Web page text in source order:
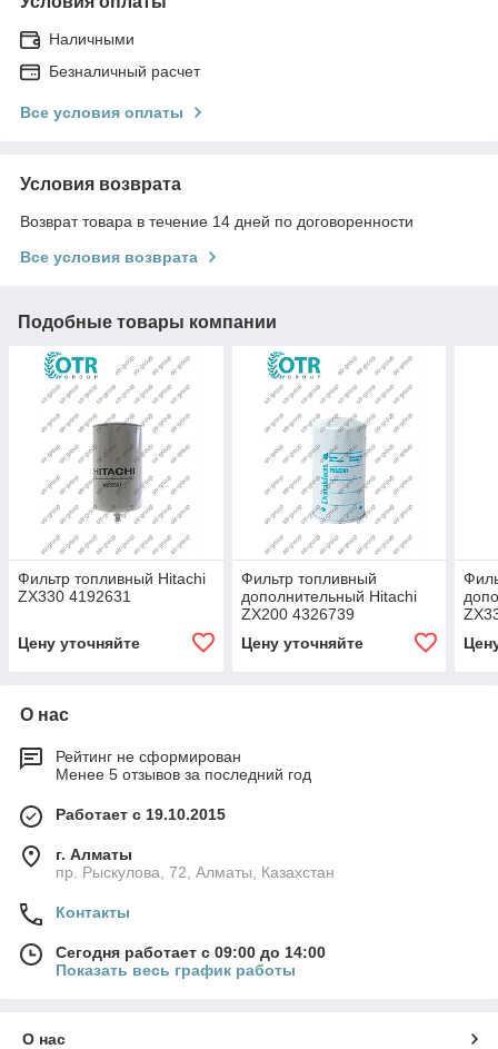
Наличными
Безналичный расчет
Все условия оплаты
Условия возврата
Возврат товара в течение 14 дней по договоренности
Все условия возврата
Подобные товары компании
Фильтр топливный Hitachi
ZX330 4192631
Цену уточняйте
Фильтр топливный
дополнительный Hitachi
ZX200 4326739
Цену уточняйте
О нас
Рейтинг не сформирован
Менее 5 отзывов за последний год
Работает с 19.10.2015
г. Алматы
пр. Рыскулова, 72, Алматы, Казахстан
Контакты
Сегодня работает с 09:00 до 14:00
Показать весь график работы
О нас